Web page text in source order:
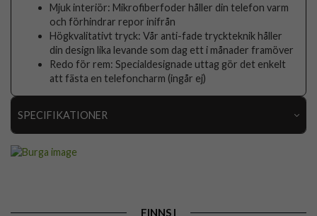
Mjuk interiör: Mikrofiberfoder håller din telefon varm
och förhindrar repor inifrån
Högkvalitativt tryck: Vår anti-fade tryckteknik håller
din design lika levande som dag ett i månader framöver
Redo för rem: Specialdesignade uttag gör det enkelt
att fästa en telefoncharm (ingår ej)
SPECIFIKATIONER
FINNS I